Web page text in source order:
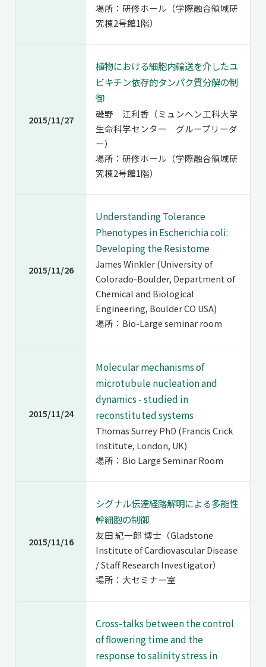
場所：研修ホール（学際融合領域研
究棟2号館1階）
2015/11/27
植物における細胞内輸送を介したユ
ビキチン依存的タンパク質分解の制
御
磯野 江利香（ミュンヘン工科大学
生命科学センター グループリーダ
ー）
場所：研修ホール（学際融合領域研
究棟2号館1階）
2015/11/26
Understanding Tolerance
Phenotypes in Escherichia coli:
Developing the Resistome
James Winkler (University of
Colorado-Boulder, Department of
Chemical and Biological
Engineering, Boulder CO USA)
場所：Bio-Large seminar room
2015/11/24
Molecular mechanisms of
microtubule nucleation and
dynamics - studied in
reconstituted systems
Thomas Surrey PhD (Francis Crick
Institute, London, UK)
場所：Bio Large Seminar Room
2015/11/16
シグナル伝達経路解明による多能性
幹細胞の制御
友田 紀一郎 博士（Gladstone
Institute of Cardiovascular Disease
/ Staff Research Investigator）
場所：大セミナー室
Cross-talks between the control
of flowering time and the
response to salinity stress in